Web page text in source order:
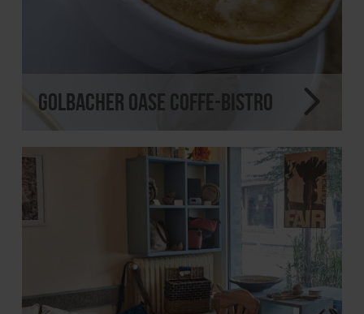
Golbacher Oase Coffe-Bistro